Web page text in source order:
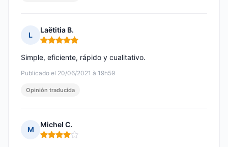
L
Laëtitia B.
Nota: 5 de 5
Publicado el 20/06/2021 à 19h59
Simple, eficiente, rápido y cualitativo.
Opinión traducida
M
Michel C.
Nota: 4 de 5